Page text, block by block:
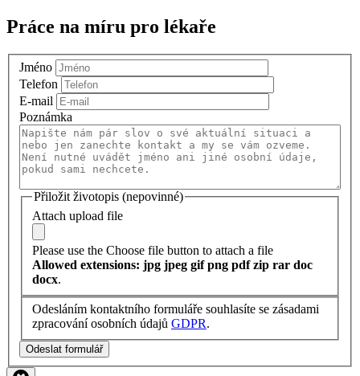
Práce na míru pro lékaře
Jméno
Telefon
E-mail
Poznámka
Přiložit životopis (nepovinné)
Attach upload file
Please use the Choose file button to attach a file
Allowed extensions: jpg jpeg gif png pdf zip rar doc
docx.
Odesláním kontaktního formuláře souhlasíte se zásadami
zpracování osobních údajů GDPR.
Odeslat formulář